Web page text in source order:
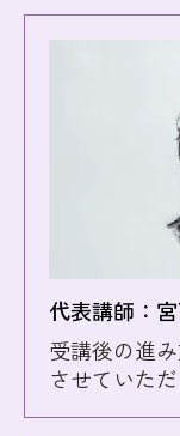
代表講師：
受講後の進
させていただ